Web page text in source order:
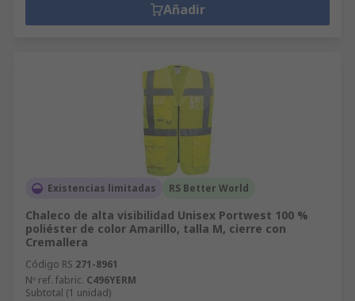
Añadir
Existencias limitadas RS Better World
Chaleco de alta visibilidad Unisex Portwest 100 %
poliéster de color Amarillo, talla M, cierre con
Cremallera
Código RS 271-8961
Nº ref. fabric. C496YERM
Subtotal (1 unidad)